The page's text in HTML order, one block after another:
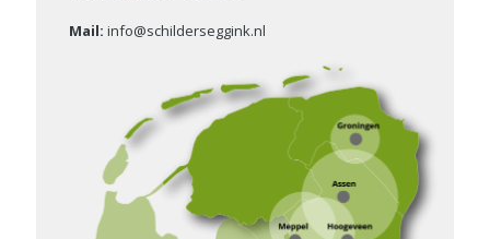
Mail: info@schilderseggink.nl